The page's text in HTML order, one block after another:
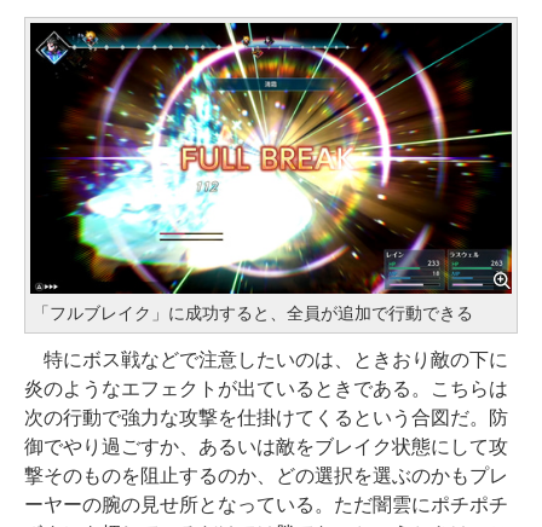
「フルブレイク」に成功すると、全員が追加で行動できる
特にボス戦などで注意したいのは、ときおり敵の下に
炎のようなエフェクトが出ているときである。こちらは
次の行動で強力な攻撃を仕掛けてくるという合図だ。防
御でやり過ごすか、あるいは敵をブレイク状態にして攻
撃そのものを阻止するのか、どの選択を選ぶのかもプレ
ーヤーの腕の見せ所となっている。ただ闇雲にポチポチ